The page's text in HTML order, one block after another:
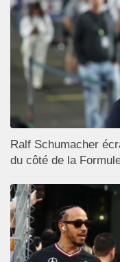
Ralf Schumacher
du côté de la